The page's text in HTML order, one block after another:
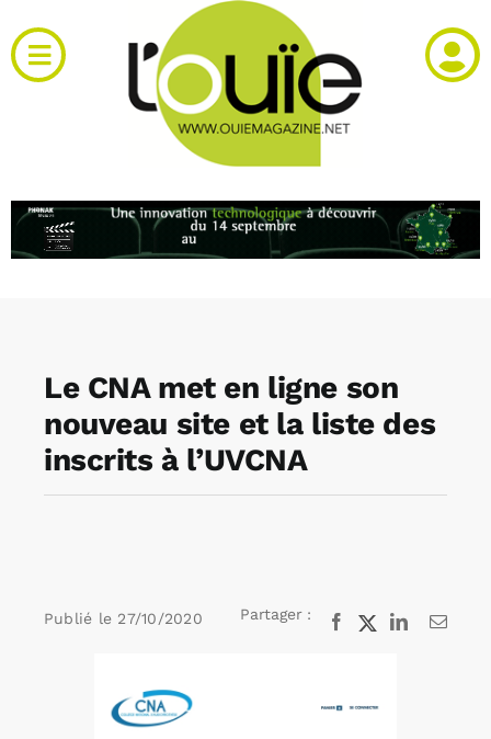
au
contenu
Toggle
Navigation
RH et emploi
Le CNA met en ligne son
nouveau site et la liste des
inscrits à l’UVCNA
Publié le 27/10/2020 Partager : Facebook
X LinkedInEmail
agrandie